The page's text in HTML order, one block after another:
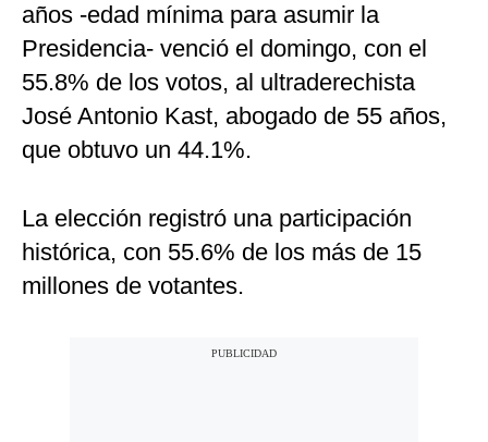
años -edad mínima para asumir la
Presidencia- venció el domingo, con el
55.8% de los votos, al ultraderechista
José Antonio Kast, abogado de 55 años,
que obtuvo un 44.1%.
La elección registró una participación
histórica, con 55.6% de los más de 15
millones de votantes.